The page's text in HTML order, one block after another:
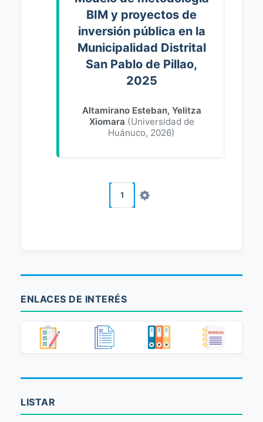
BIM y proyectos de
inversión pública en la
Municipalidad Distrital
San Pablo de Pillao,
2025
Altamirano Esteban, Yelitza
Xiomara (Universidad de
Huánuco, 2026)
1
ENLACES DE INTERÉS
LISTAR